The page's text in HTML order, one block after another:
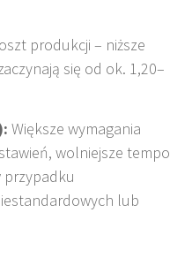
produkcji – niższe
się od ok. 1,20–
Większe wymagania
wolniejsze tempo
przypadku
lub